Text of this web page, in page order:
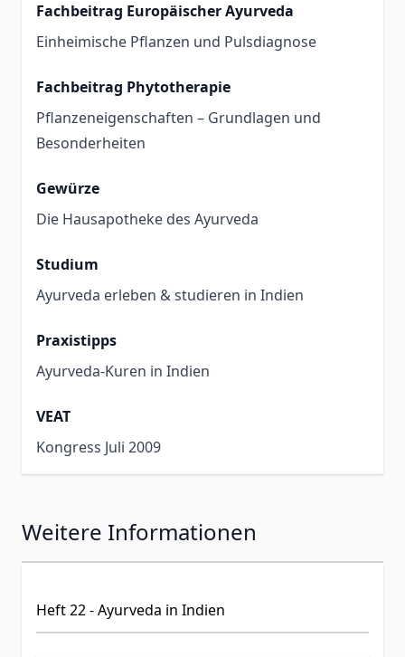
Fachbeitrag Europäischer Ayurveda
Einheimische Pflanzen und Pulsdiagnose
Fachbeitrag Phytotherapie
Pflanzeneigenschaften – Grundlagen und
Besonderheiten
Gewürze
Die Hausapotheke des Ayurveda
Studium
Ayurveda erleben & studieren in Indien
Praxistipps
Ayurveda-Kuren in Indien
VEAT
Kongress Juli 2009
Weitere Informationen
Heft 22 - Ayurveda in Indien